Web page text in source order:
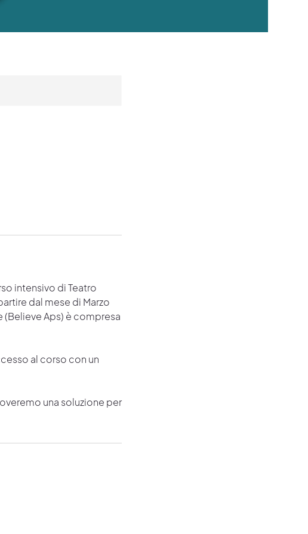
intensivo di Teatro
dal mese di Marzo
Aps) è compresa
al corso con un
una soluzione per